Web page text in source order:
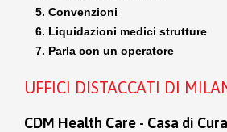
Convenzioni
Liquidazioni medici strutture
Parla con un operatore
UFFICI DISTACCATI DI
CDM Health Care - Casa di